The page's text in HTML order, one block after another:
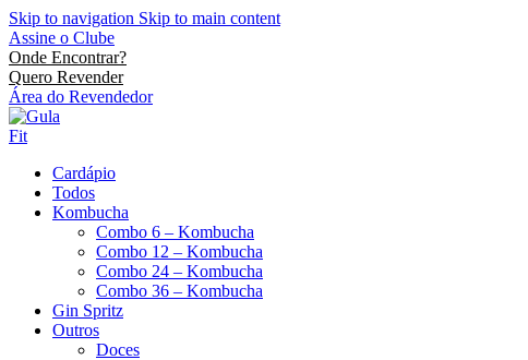
Skip to navigation Skip to main content
Assine o Clube
Onde Encontrar?
Quero Revender
Área do Revendedor
Cardápio
Todos
Kombucha
Combo 6 – Kombucha
Combo 12 – Kombucha
Combo 24 – Kombucha
Combo 36 – Kombucha
Gin Spritz
Outros
Doces